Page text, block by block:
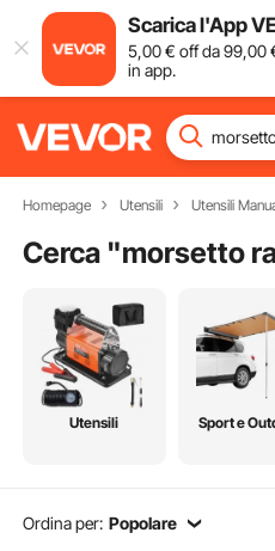
Scarica l'App
5,00€ off da99,00
in app.
Homepage Utensili Utensili
Cerca "morsetto
Utensili Sport e
Ordina per: Popolare